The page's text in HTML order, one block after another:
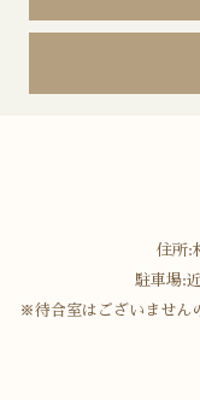
住所:
駐車場:
※待合室はございません